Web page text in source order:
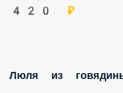
420 ₽
Люля из